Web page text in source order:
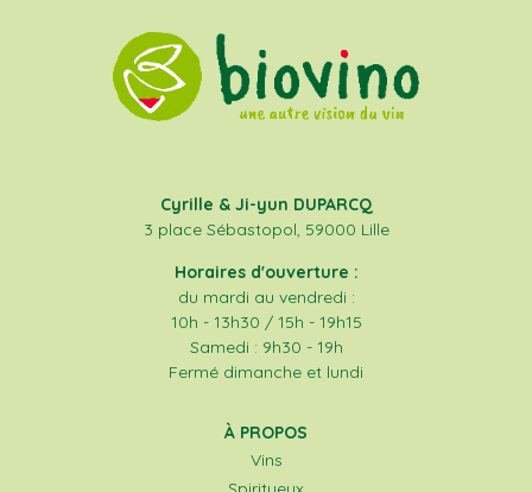
Cyrille & Ji-yun DUPARCQ
3 place Sébastopol, 59000 Lille
Horaires d'ouverture :
du mardi au vendredi :
10h - 13h30 / 15h - 19h15
Samedi : 9h30 - 19h
Fermé dimanche et lundi
À PROPOS
Vins